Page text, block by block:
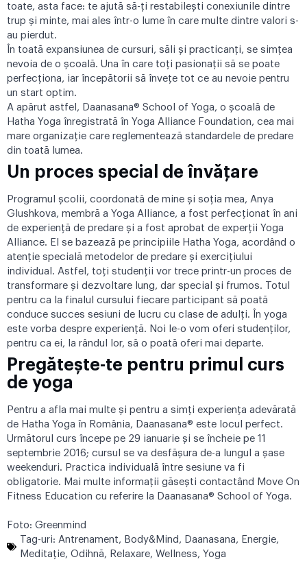
toate, asta face: te ajută să-ți restabilești conexiunile dintre
trup și minte, mai ales într-o lume în care multe dintre valori s-
au pierdut.
În toată expansiunea de cursuri, săli și practicanți, se simțea
nevoia de o școală. Una în care toți pasionații să se poate
perfecționa, iar începătorii să învețe tot ce au nevoie pentru
un start optim.
A apărut astfel, Daanasana® School of Yoga, o școală de
Hatha Yoga înregistrată în Yoga Alliance Foundation, cea mai
mare organizație care reglementează standardele de predare
din toată lumea.
Un proces special de învățare
Programul școlii, coordonată de mine și soția mea, Anya
Glushkova, membră a Yoga Alliance, a fost perfecționat în ani
de experiență de predare și a fost aprobat de experții Yoga
Alliance. El se bazează pe principiile Hatha Yoga, acordând o
atenție specială metodelor de predare și exercițiului
individual. Astfel, toți studenții vor trece printr-un proces de
transformare și dezvoltare lung, dar special și frumos. Totul
pentru ca la finalul cursului fiecare participant să poată
conduce succes sesiuni de lucru cu clase de adulți. În yoga
este vorba despre experiență. Noi le-o vom oferi studenților,
pentru ca ei, la rândul lor, să o poată oferi mai departe.
Pregătește-te pentru primul curs
de yoga
Pentru a afla mai multe și pentru a simți experiența adevărată
de Hatha Yoga în România, Daanasana® este locul perfect.
Următorul curs începe pe 29 ianuarie și se încheie pe 11
septembrie 2016; cursul se va desfășura de-a lungul a șase
weekenduri. Practica individuală între sesiune va fi
obligatorie. Mai multe informații găsești contactând Move On
Fitness Education cu referire la Daanasana® School of Yoga.
Foto: Greenmind
Tag-uri: Antrenament, Body&Mind , Daanasana, Energie,
Meditaţie, Odihnă, Relaxare, Wellness, Yoga